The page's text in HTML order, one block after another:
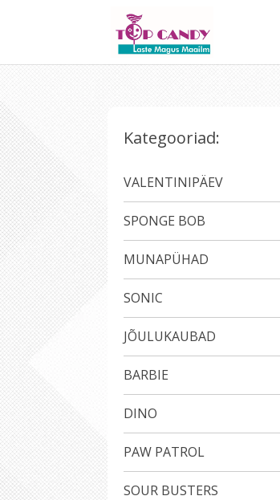
Kategooriad:
VALENTINIPÄEV
SPONGE BOB
MUNAPÜHAD
SONIC
JÕULUKAUBAD
BARBIE
DINO
PAW PATROL
SOUR BUSTERS